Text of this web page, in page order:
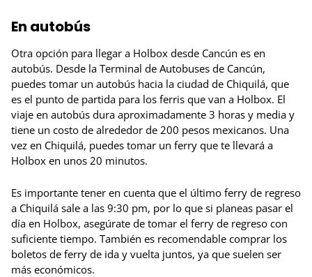
En autobús
Otra opción para llegar a Holbox desde Cancún es en
autobús. Desde la Terminal de Autobuses de Cancún,
puedes tomar un autobús hacia la ciudad de Chiquilá, que
es el punto de partida para los ferris que van a Holbox. El
viaje en autobús dura aproximadamente 3 horas y media y
tiene un costo de alrededor de 200 pesos mexicanos. Una
vez en Chiquilá, puedes tomar un ferry que te llevará a
Holbox en unos 20 minutos.
Es importante tener en cuenta que el último ferry de regreso
a Chiquilá sale a las 9:30 pm, por lo que si planeas pasar el
día en Holbox, asegúrate de tomar el ferry de regreso con
suficiente tiempo. También es recomendable comprar los
boletos de ferry de ida y vuelta juntos, ya que suelen ser
más económicos.